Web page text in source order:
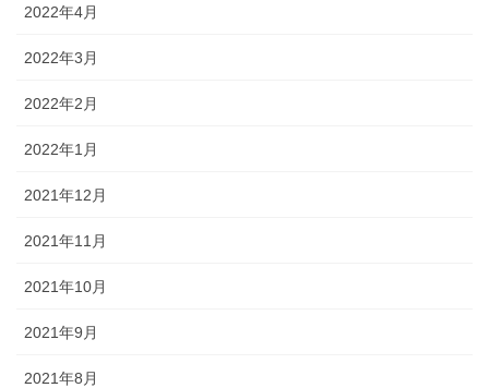
2022年4月
2022年3月
2022年2月
2022年1月
2021年12月
2021年11月
2021年10月
2021年9月
2021年8月